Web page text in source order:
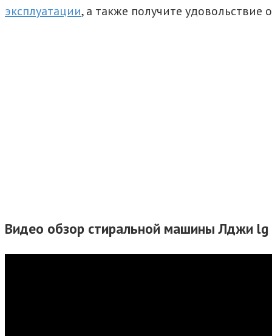
эксплуатации, а также получите
Видео обзор стиральной машины Лджи lg